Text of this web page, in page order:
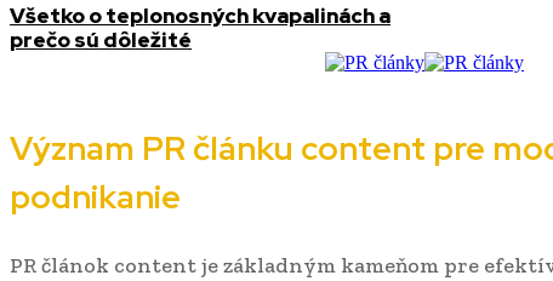
Všetko o teplonosných kvapalinách a
prečo sú dôležité
Význam PR článku content pre
podnikanie
PR článok content je základným kameňom pre